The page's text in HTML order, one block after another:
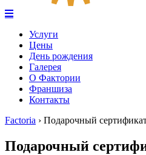
Услуги
Цены
День рождения
Галерея
О Фактории
Франшиза
Контакты
Factoria › Подарочный
Подарочный